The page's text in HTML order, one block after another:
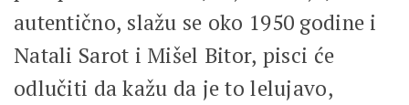
autentično, slažu se oko 1950 godine i
Natali Sarot i Mišel Bitor, pisci će
odlučiti da kažu da je to lelujavo,